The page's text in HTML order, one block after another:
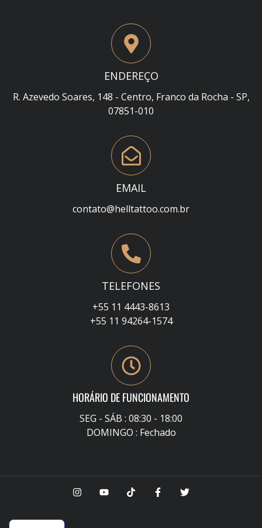
ENDEREÇO
R. Azevedo Soares, 148 - Centro, Franco da Rocha - SP,
07851-010
EMAIL
contato@helltattoo.com.br
TELEFONES
+55 11 4443-8613
+55 11 94264-1574
HORÁRIO DE FUNCIONAMENTO
SEG - SÁB : 08:30 - 18:00
DOMINGO : Fechado